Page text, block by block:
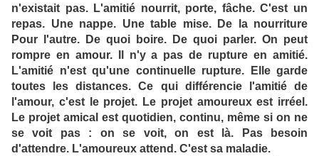
n'existait pas. L'amitié nourrit, porte, fâche. C'est un
repas. Une nappe. Une table mise. De la nourriture
Pour l'autre. De quoi boire. De quoi parler. On peut
rompre en amour. Il n'y a pas de rupture en amitié.
L'amitié n'est qu'une continuelle rupture. Elle garde
toutes les distances. Ce qui différencie l'amitié de
l'amour, c'est le projet. Le projet amoureux est irréel.
Le projet amical est quotidien, continu, même si on ne
se voit pas : on se voit, on est là. Pas besoin
d'attendre. L'amoureux attend. C'est sa maladie.